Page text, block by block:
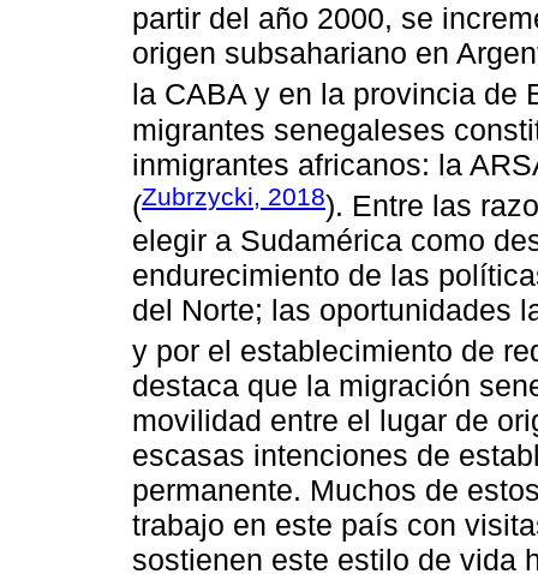
partir del año 2000, se
origen subsahariano en
la CABA y en la provincia de
migrantes senegaleses
inmigrantes africanos: la
(Zubrzycki, 2018). Entre las
elegir a Sudamérica como
endurecimiento de las
del Norte; las oportunidades
y por el establecimiento de
destaca que la migración
movilidad entre el lugar de
escasas intenciones de
permanente. Muchos de
trabajo en este país con
sostienen este estilo de vida